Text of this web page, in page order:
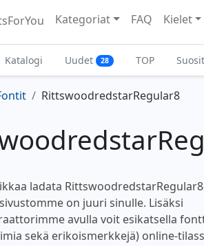
Kategoriat FAQ Kielet
Katalogi Uudet 28 TOP
RittswoodredstarRegular8
ladata
on juuri sinulle. Lisäksi
avulla voit esikatsella
sekä erikoismerkkejä) online-